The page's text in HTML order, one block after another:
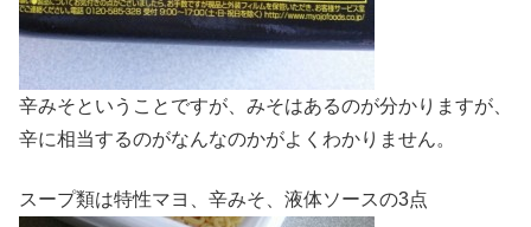
辛みそということですが、みそはあるのが分かりますが、
辛に相当するのがなんなのかがよくわかりません。
スープ類は特性マヨ、辛みそ、液体ソースの3点